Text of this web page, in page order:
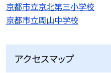
京都市立京北第三小学校
京都市立周山中学校
アクセスマップ